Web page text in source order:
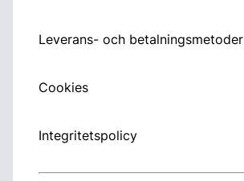
Leverans- och betalningsmetoder
Cookies
Integritetspolicy